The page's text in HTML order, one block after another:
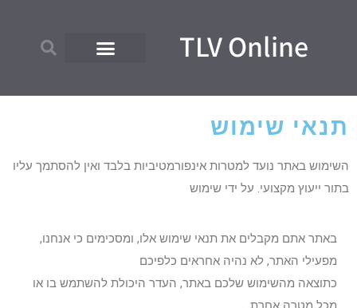
TLV Online
תנאי שימוש
השימוש באתר נועד למטרות אינפורמטיביות בלבד ואין להסתמך עליו
בתור ייעוץ מקצועי. על ידי שימוש
באתר אתם מקבלים את תנאי שימוש אלו, ומסכימים כי אנחנו,
מפעילי האתר, לא נהיה אחראים כלפיכם
כתוצאה מהשימוש שלכם באתר, העדר היכולת להשתמש בו או